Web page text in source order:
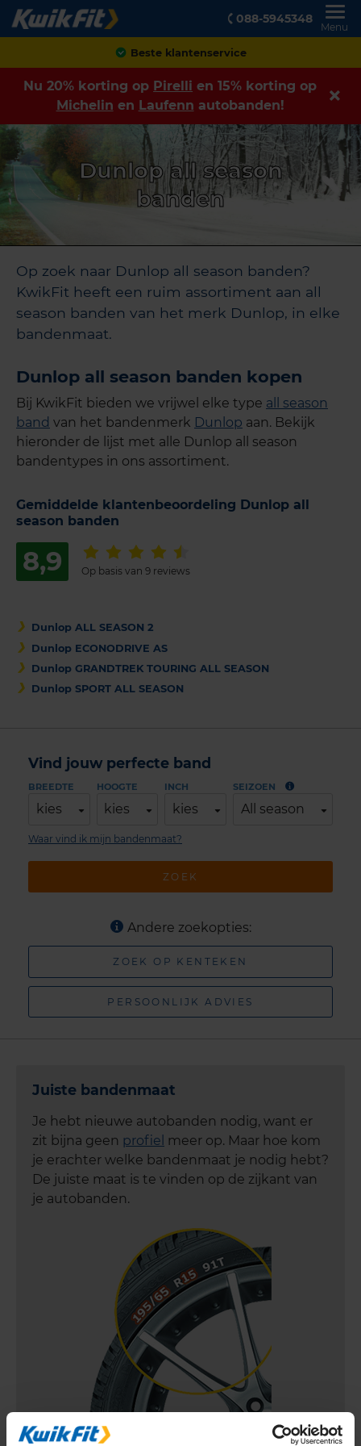
088-5945348
Menu
Beste klantenservice
Nu 20% korting op Pirelli en 15% korting op
Michelin en Laufenn autobanden!
Dunlop all season
banden
Op zoek naar Dunlop all season banden?
KwikFit heeft een ruim assortiment aan all
season banden van het merk Dunlop, in elke
bandenmaat.
Dunlop all season banden kopen
Bij KwikFit bieden we vrijwel elke type all season
band van het bandenmerk Dunlop aan. Bekijk
hieronder de lijst met alle Dunlop all season
bandentypes in ons assortiment.
Gemiddelde klantenbeoordeling Dunlop all
season banden
8,9 Op basis van 9 reviews
Dunlop ALL SEASON 2
Dunlop ECONODRIVE AS
Dunlop GRANDTREK TOURING ALL SEASON
Dunlop SPORT ALL SEASON
Vind jouw perfecte band
BREEDTE
kies
HOOGTE
kies
INCH
kies
SEIZOEN
All season
ZOEK
Waar vind ik mijn bandenmaat?
Andere zoekopties:
ZOEK OP KENTEKEN
PERSOONLIJK ADVIES
Juiste bandenmaat
Je hebt nieuwe autobanden nodig, want er
zit bijna geen profiel meer op. Maar hoe kom
je erachter welke bandenmaat je nodig hebt?
De juiste maat is te vinden op de zijkant van
je autobanden.